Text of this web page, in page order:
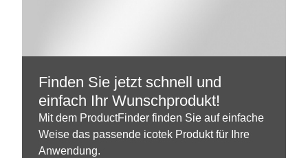
Finden Sie jetzt schnell und
einfach Ihr Wunschprodukt!
Mit dem ProductFinder finden Sie auf einfache
Weise das passende icotek Produkt für Ihre
Anwendung.